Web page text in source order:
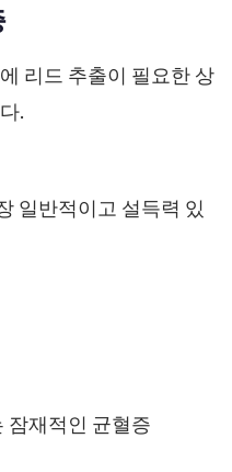
리드 추출이 필요한 상
.
일반적이고 설득력 있
잠재적인 균혈증